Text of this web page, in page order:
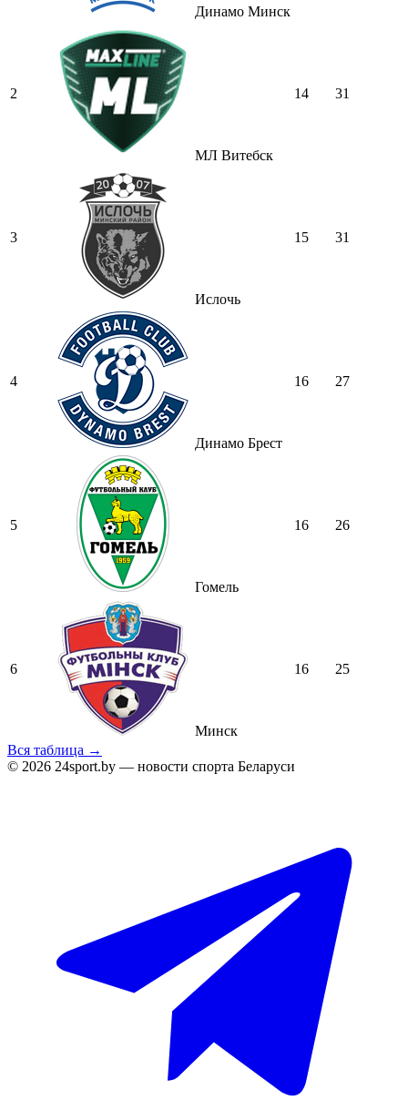
Динамо Минск
2
МЛ Витебск
14 31
3
Ислочь
15 31
4
Динамо Брест
16 27
5
Гомель
16 26
6
Минск
16 25
Вся таблица →
© 2026 24sport.by — новости спорта Беларуси